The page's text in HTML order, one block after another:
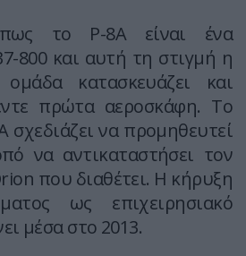
πως το P-8A είναι ένα
800 και αυτή τη στιγμή η
ομάδα κατασκευάζει και
πρώτα αεροσκάφη. Το
να προμηθευτεί
να αντικαταστήσει τον
που διαθέτει. Η κήρυξη
ως επιχειρησιακό
μέσα στο 2013.